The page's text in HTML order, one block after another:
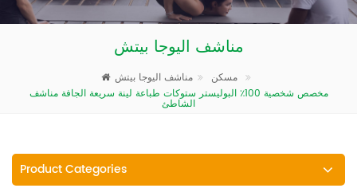
مناشف اليوجا بيتش
مسكن
مخصص شخصية 100٪ البوليستر ستوكات طباعة لينة سريعة الجافة مناشف
الشاطئ
Product Categories